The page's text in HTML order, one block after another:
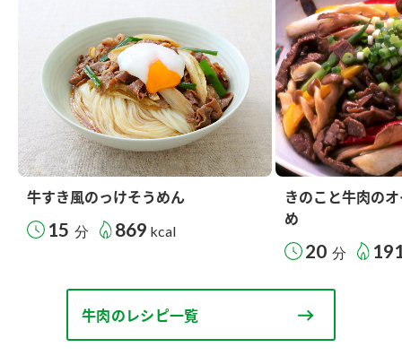
牛すき風のっけそうめん
15 分 869 kcal
きのこと牛肉の
め
20 分
牛肉のレシピ一覧